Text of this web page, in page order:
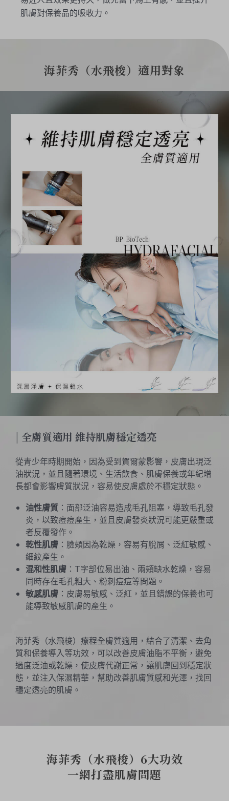
肌膚對保養品的吸收力。
海菲秀（水飛梭）適用對象
| 全膚質適用 維持肌膚穩定透亮
從青少年時期開始，因為受到賀爾蒙影響，皮膚出現泛
油狀況，並且隨著環境、生活飲食、肌膚保養或年紀增
長都會影響膚質狀況，容易使皮膚處於不穩定狀態。
油性膚質 ：面部泛油容易造成毛孔阻塞，導致毛孔發
炎，以致痘痘產生，並且皮膚發炎狀況可能更嚴重或
者反覆發作。
乾性肌膚 ：臉頰因為乾燥，容易有脫屑、泛紅敏感、
細紋產生。
混和性肌膚 ：T字部位易出油、兩頰缺水乾燥，容易
同時存在毛孔粗大、粉刺痘痘等問題。
敏感肌膚 ：皮膚易敏感、泛紅，並且錯誤的保養也可
能導致敏感肌膚的產生。
海菲秀（水飛梭）療程全膚質適用，結合了清潔、去角
質和保養導入等功效，可以改善皮膚油脂不平衡，避免
過度泛油或乾燥，使皮膚代謝正常，讓肌膚回到穩定狀
態，並注入保濕精華，幫助改善肌膚質感和光澤，找回
穩定透亮的肌膚。
海菲秀（水飛梭）6大功效
一網打盡肌膚問題